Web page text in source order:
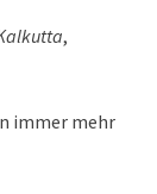
,
immer mehr